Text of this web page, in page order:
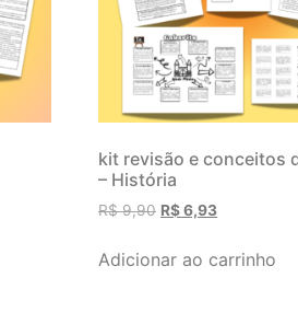
kit revisão e conceitos
– História
R$9,90 R$6,93
Adicionar ao carrinho